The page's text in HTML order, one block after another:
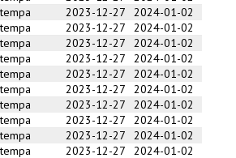
2023-12-27
2024-01-02
2023-12-27
2024-01-02
2023-12-27
2024-01-02
2023-12-27
2024-01-02
2023-12-27
2024-01-02
2023-12-27
2024-01-02
2023-12-27
2024-01-02
2023-12-27
2024-01-02
2023-12-27
2024-01-02
2023-12-27
2024-01-02